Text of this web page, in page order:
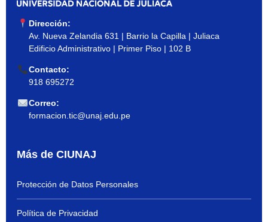
Dirección:
Av. Nueva Zelandia 631 | Barrio la Capilla | Juliaca
Edificio Administrativo | Primer Piso | 102 B
Contacto:
918 695272
Correo:
formacion.tic@unaj.edu.pe
Más de CIUNAJ
Protección de Datos Personales
Política de Privacidad